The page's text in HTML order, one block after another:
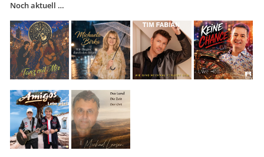
Noch aktuell …